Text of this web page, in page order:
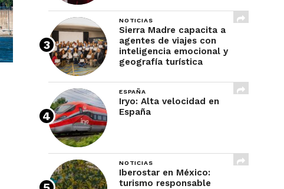
NOTICIAS
Sierra Madre capacita a
agentes de viajes con
inteligencia emocional y
geografía turística
ESPAÑA
Iryo: Alta velocidad en
España
NOTICIAS
Iberostar en México:
turismo responsable